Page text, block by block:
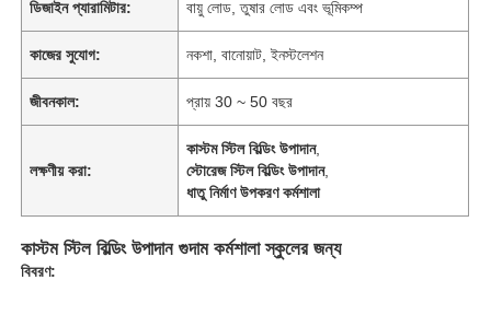
ডিজাইন প্যারামিটার: বায়ু লোড, তুষার লোড এবং ভূমিকম্প
কাজের সুযোগ: নকশা, বানোয়াট, ইনস্টলেশন
জীবনকাল: প্রায় 30 ~ 50 বছর
লক্ষণীয় করা:
কাস্টম স্টিল বিল্ডিং উপাদান,
স্টোরেজ স্টিল বিল্ডিং উপাদান,
ধাতু নির্মাণ উপকরণ কর্মশালা
কাস্টম স্টিল বিল্ডিং উপাদান গুদাম কর্মশালা স্কুলের জন্য
বিবরণ: